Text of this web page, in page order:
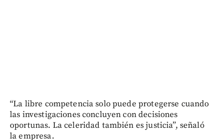
“La libre competencia solo puede protegerse cuando
las investigaciones concluyen con decisiones
oportunas. La celeridad también es justicia”, señaló
la empresa.